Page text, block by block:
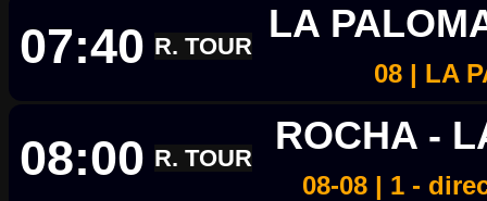
07:40 R. TOUR
LA
08 | LA
08:00 R. TOUR
ROCHA -
08-08 | 1 -